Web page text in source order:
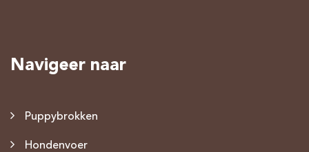
Navigeer naar
Puppybrokken
Hondenvoer